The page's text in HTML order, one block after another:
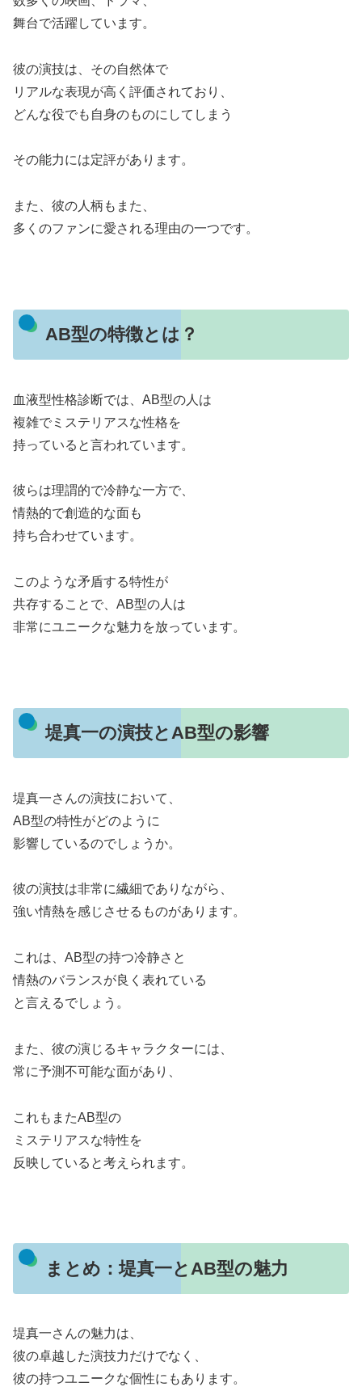
舞台で活躍しています。
彼の演技は、その自然体で
リアルな表現が高く評価されており、
どんな役でも自身のものにしてしまう
その能力には定評があります。
また、彼の人柄もまた、
多くのファンに愛される理由の一つです。
AB型の特徴とは？
血液型性格診断では、AB型の人は
複雑でミステリアスな性格を
持っていると言われています。
彼らは理謂的で冷静な一方で、
情熱的で創造的な面も
持ち合わせています。
このような矛盾する特性が
共存することで、AB型の人は
非常にユニークな魅力を放っています。
堤真一の演技とAB型の影響
堤真一さんの演技において、
AB型の特性がどのように
影響しているのでしょうか。
彼の演技は非常に繊細でありながら、
強い情熱を感じさせるものがあります。
これは、AB型の持つ冷静さと
情熱のバランスが良く表れている
と言えるでしょう。
また、彼の演じるキャラクターには、
常に予測不可能な面があり、
これもまたAB型の
ミステリアスな特性を
反映していると考えられます。
まとめ：堤真一とAB型の魅力
堤真一さんの魅力は、
彼の卓越した演技力だけでなく、
彼の持つユニークな個性にもあります。